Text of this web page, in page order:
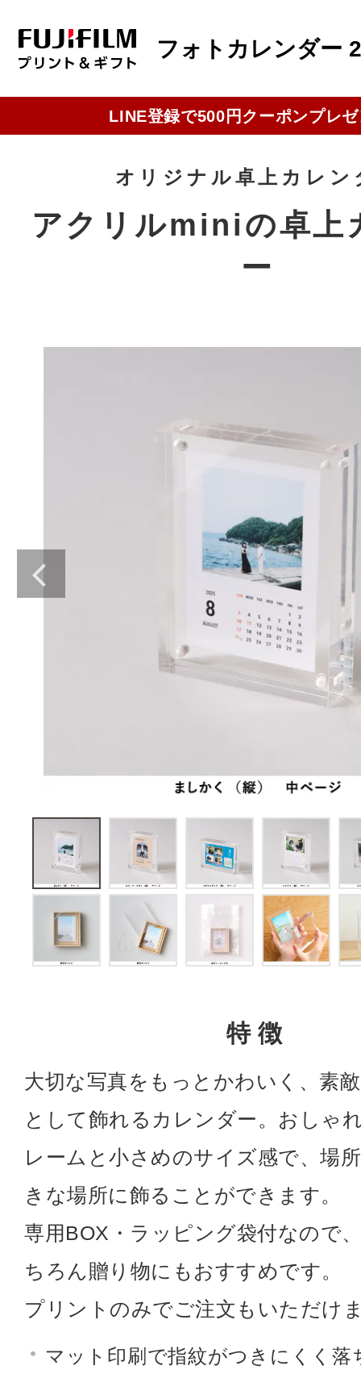
フォトカレンダー
LINE登録で500円クーポンプレ
オリジナル卓上カレン
アクリルminiの卓上
ー
特徴
大切な写真をもっとかわいく、素
として飾れるカレンダー。おしゃ
レームと小さめのサイズ感で、場
きな場所に飾ることができます。
専用BOX・ラッピング袋付なので
ちろん贈り物にもおすすめです。
プリントのみでご注文もいただけ
マット印刷で指紋がつきにくく落